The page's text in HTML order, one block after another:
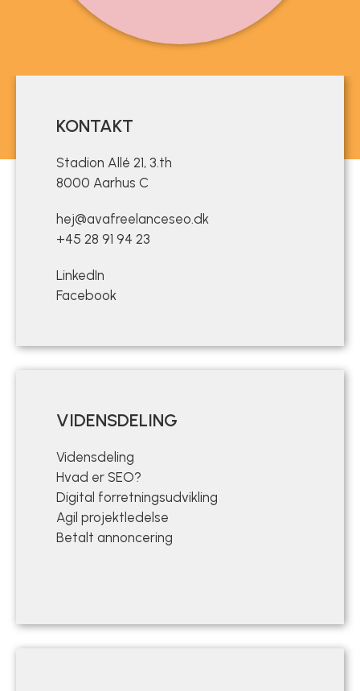
KONTAKT
Stadion Allé 21, 3.th
8000 Aarhus C
hej@avafreelanceseo.dk
+45 28 91 94 23
LinkedIn
Facebook
VIDENSDELING
Vidensdeling
Hvad er SEO?
Digital forretningsudvikling
Agil projektledelse
Betalt annoncering